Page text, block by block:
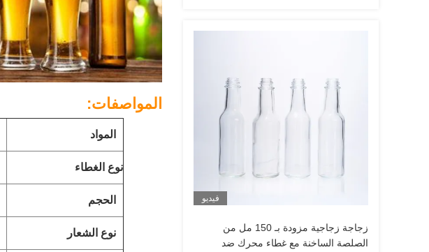
فيديو
زجاجة زجاجية مزودة بـ 150 مل من
الصلصة الساخنة مع غطاء محرك ضد
المواصفات:
المواد
نوع الغطاء
الحجم
نوع الشعار